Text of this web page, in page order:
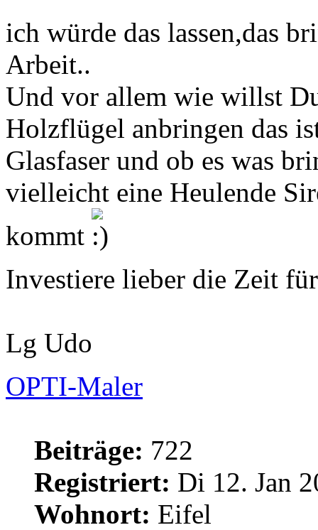
ich würde das lassen,das
Arbeit..
Und vor allem wie willst
Holzflügel anbringen das
Glasfaser und ob es was
vielleicht eine Heulende
kommt
Investiere lieber die Zeit
Lg Udo
OPTI-Maler
Beiträge: 722
Registriert: Di 12. Jan
Wohnort: Eifel